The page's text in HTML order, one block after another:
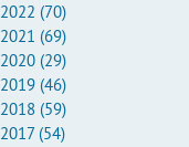
2022 (70)
2021 (69)
2020 (29)
2019 (46)
2018 (59)
2017 (54)